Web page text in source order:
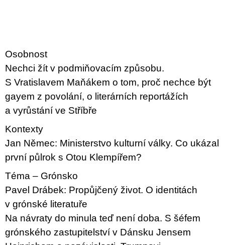
Osobnost
Nechci žít v podmiňovacím způsobu.
S Vratislavem Maňákem o tom, proč nechce být
gayem z povolání, o literárních reportážích
a vyrůstání ve Stříbře
Kontexty
Jan Němec: Ministerstvo kulturní války. Co ukázal
první půlrok s Otou Klempířem?
Téma – Grónsko
Pavel Drábek: Propůjčený život. O identitách
v grónské literatuře
Na návraty do minula teď není doba. S šéfem
grónského zastupitelství v Dánsku Jensem
D
o
p
o
r
u
č
u
j
e
m
e
PŘIŠEL
ČAS
NA
DRUHOU
SMĚNU
VÝBĚR
Z